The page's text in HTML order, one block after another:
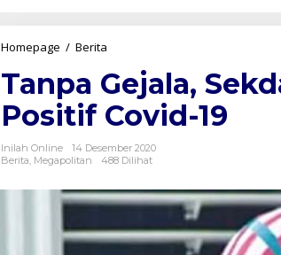
Homepage / Berita
Sekdakot
Bogor
Syarifah
Positif
Covid-
19
Tanpa Gejala,
Positif Covid-19
Inilah Online
14 Desember 2020
Berita, Megapolitan 488 Dilihat